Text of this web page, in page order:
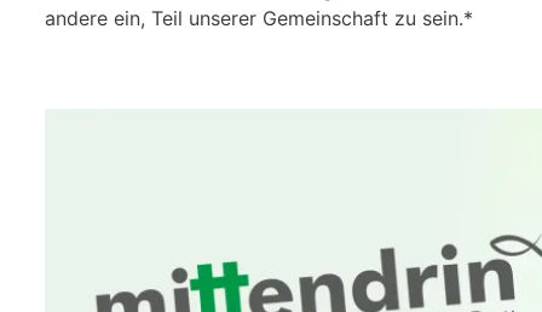
andere ein, Teil unserer Gemeinschaft zu sein.*